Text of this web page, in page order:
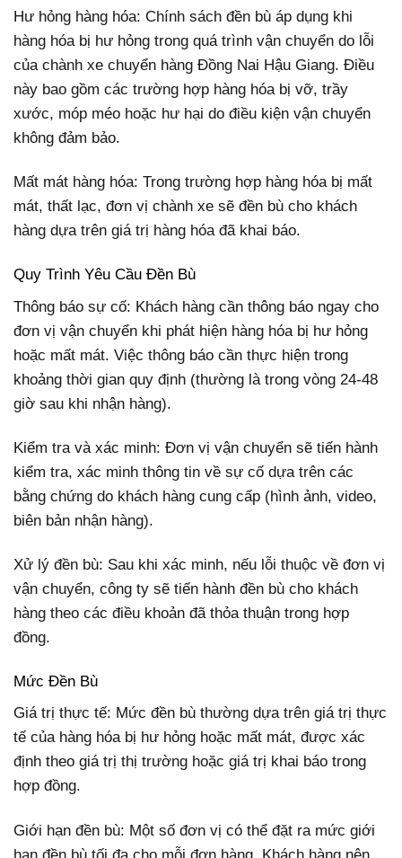
Hư hỏng hàng hóa: Chính sách đền bù áp dụng khi
hàng hóa bị hư hỏng trong quá trình vận chuyển do lỗi
của chành xe chuyển hàng Đồng Nai Hậu Giang. Điều
này bao gồm các trường hợp hàng hóa bị vỡ, trầy
xước, móp méo hoặc hư hại do điều kiện vận chuyển
không đảm bảo.
Mất mát hàng hóa: Trong trường hợp hàng hóa bị mất
mát, thất lạc, đơn vị chành xe sẽ đền bù cho khách
hàng dựa trên giá trị hàng hóa đã khai báo.
Quy Trình Yêu Cầu Đền Bù
Thông báo sự cố: Khách hàng cần thông báo ngay cho
đơn vị vận chuyển khi phát hiện hàng hóa bị hư hỏng
hoặc mất mát. Việc thông báo cần thực hiện trong
khoảng thời gian quy định (thường là trong vòng 24-48
giờ sau khi nhận hàng).
Kiểm tra và xác minh: Đơn vị vận chuyển sẽ tiến hành
kiểm tra, xác minh thông tin về sự cố dựa trên các
bằng chứng do khách hàng cung cấp (hình ảnh, video,
biên bản nhận hàng).
Xử lý đền bù: Sau khi xác minh, nếu lỗi thuộc về đơn vị
vận chuyển, công ty sẽ tiến hành đền bù cho khách
hàng theo các điều khoản đã thỏa thuận trong hợp
đồng.
Mức Đền Bù
Giá trị thực tế: Mức đền bù thường dựa trên giá trị thực
tế của hàng hóa bị hư hỏng hoặc mất mát, được xác
định theo giá trị thị trường hoặc giá trị khai báo trong
hợp đồng.
Giới hạn đền bù: Một số đơn vị có thể đặt ra mức giới
hạn đền bù tối đa cho mỗi đơn hàng. Khách hàng nên